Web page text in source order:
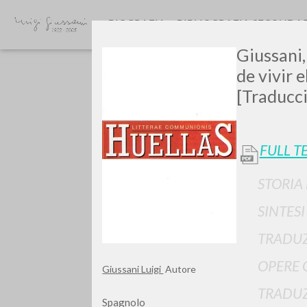
Giussani Luigi Autore
Spagnolo
de vivir
FULL
OPERE
BIOGRAFIA BIBLIOGRAFIA
TIPOLOGIA OPERA